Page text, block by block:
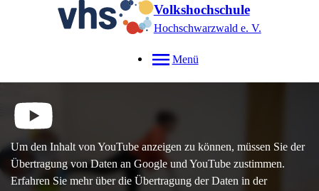
Volkshochschule
Hochschwarzwald e. V.
Menü
Um den Inhalt von YouTube anzeigen zu können, müssen Sie der
Übertragung von Daten an Google und YouTube zustimmen.
Erfahren Sie mehr über die Übertragung der Daten in der